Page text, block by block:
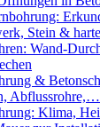
Stein &
Wand-
&
Abflussrohre,…
Klima,